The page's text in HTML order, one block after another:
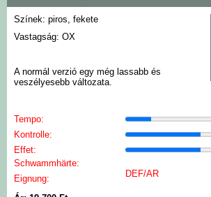
Termékek
Kontakt
Szoftok
Ütőfák
Színek: piros, fekete
Vastagság: OX
A normál verzió egy még lassabb és
veszélyesebb változata.
Tempo:
Kontrolle:
Effet:
Schwammhärte:
Eignung:
DEF/AR